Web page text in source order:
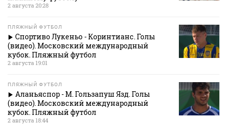
2 августа 20:28
ПЛЯЖНЫЙ ФУТБОЛ
Спортиво Лукеньо - Коринтианс. Голы
(видео). Московский международный
кубок. Пляжный футбол
2 августа 19:01
ПЛЯЖНЫЙ ФУТБОЛ
Аланьяспор - М. Гользапуш Язд. Голы
(видео). Московский международный
кубок. Пляжный футбол
2 августа 18:44